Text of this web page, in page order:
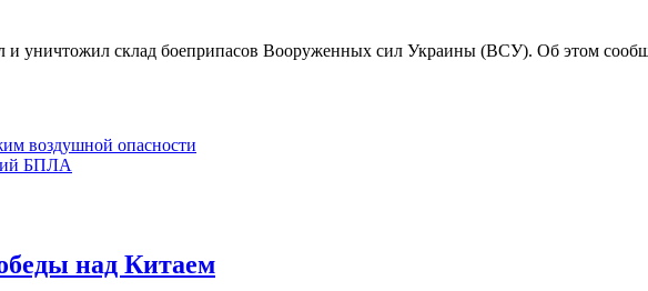
уничтожил склад боеприпасов Вооруженных сил Украины (ВСУ). Об этом
воздушной опасности
БПЛА
над Китаем